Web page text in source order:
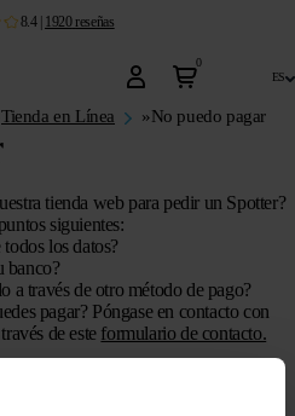
8.4| 1920 reseñas
0
es
Tienda en Línea »No puedo pagar
tienda web para pedir un Spotter?
siguientes:
los datos?
banco?
a través de otro método de pago?
pagar? Póngase en contacto con
de este formulario de contacto.
crédito prepago en su cuenta?